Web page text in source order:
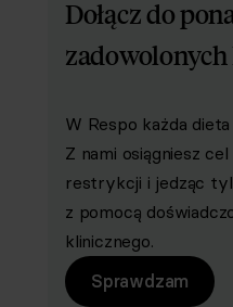
Dołącz do
W Respo każda
Z nami osiągniesz
restrykcji i jedząc
z pomocą
klinicznego.
Sprawdzam